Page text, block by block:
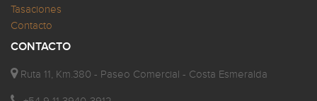
Tasaciones
Contacto
CONTACTO
Ruta 11, Km.380 - Paseo Comercial - Costa Esmeralda